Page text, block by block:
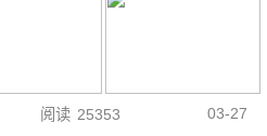
阅读 25353 03-27